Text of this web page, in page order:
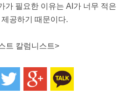
가 필요한 이유는 AI가 너무 적은
공하기 때문이다.
트 칼럼니스트>